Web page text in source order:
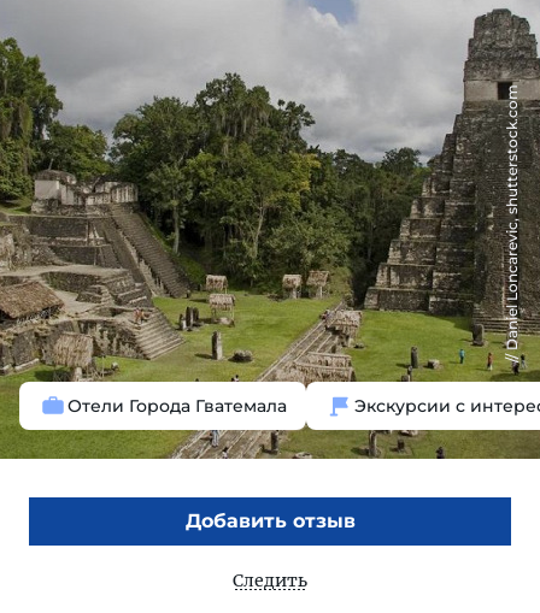
Отели Города Гватемала Экскурсии с
Daniel Loncarevic, shutterstock.com
Добавить отзыв
Следить